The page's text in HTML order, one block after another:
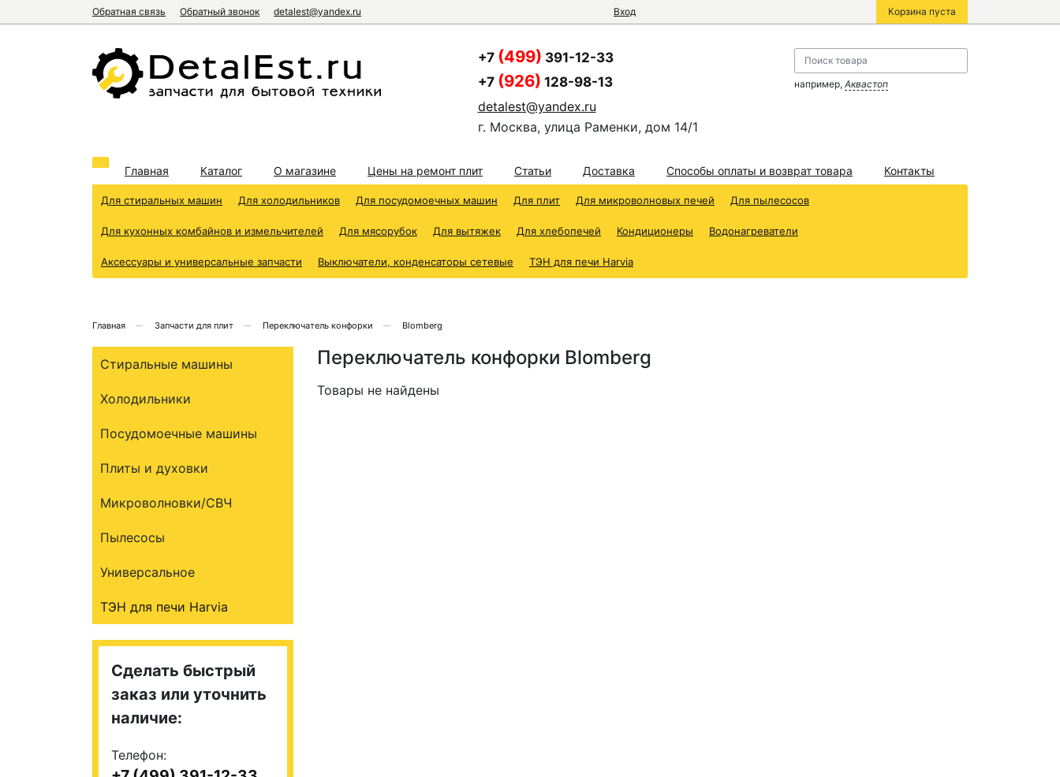
Обратная связь Обратный звонок detalest@yandex.ru Вход Корзина пуста
+7 (499) 391-12-33
+7 (926) 128-98-13
detalest@yandex.ru
г. Москва, улица Раменки, дом 14/1
например, Аквастоп
Главная Каталог О магазине Цены на ремонт плит Статьи Доставка Способы оплаты и возврат товара Контакты
Для стиральных машин Для холодильников Для посудомоечных машин Для плит Для микроволновых печей Для пылесосов
Для кухонных комбайнов и измельчителей Для мясорубок Для вытяжек Для хлебопечей Кондиционеры Водонагреватели
Аксессуары и универсальные запчасти Выключатели, конденсаторы сетевые ТЭН для печи Harvia
Главная Запчасти для плит Переключатель конфорки Blomberg
Переключатель конфорки Blomberg
Товары не найдены
Стиральные машины
Холодильники
Посудомоечные машины
Плиты и духовки
Микроволновки/СВЧ
Пылесосы
Универсальное
ТЭН для печи Harvia
Сделать быстрый
заказ или уточнить
наличие:
Телефон: